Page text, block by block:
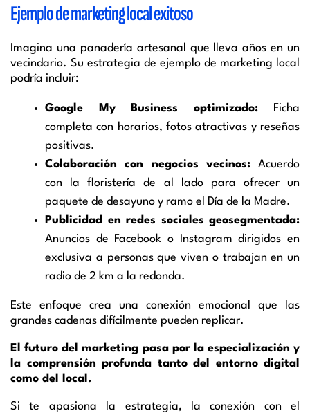
Ejemplo de marketing local exitoso
Imagina una panadería artesanal que lleva años en un
vecindario. Su estrategia de ejemplo de marketing local
podría incluir:
Google My Business optimizado:
Ficha
completa con horarios, fotos atractivas y reseñas
positivas.
Colaboración con negocios vecinos: Acuerdo
con la floristería de al lado para ofrecer un
paquete de desayuno y ramo el Día de la Madre.
Publicidad en redes sociales geosegmentada:
Anuncios de Facebook o Instagram dirigidos en
exclusiva a personas que viven o trabajan en un
radio de 2 km a la redonda.
Este enfoque crea una conexión emocional que las
grandes cadenas difícilmente pueden replicar.
El futuro del marketing pasa por la especialización y
la comprensión profunda tanto del entorno digital
como del local.
Si te apasiona la estrategia, la conexión con el